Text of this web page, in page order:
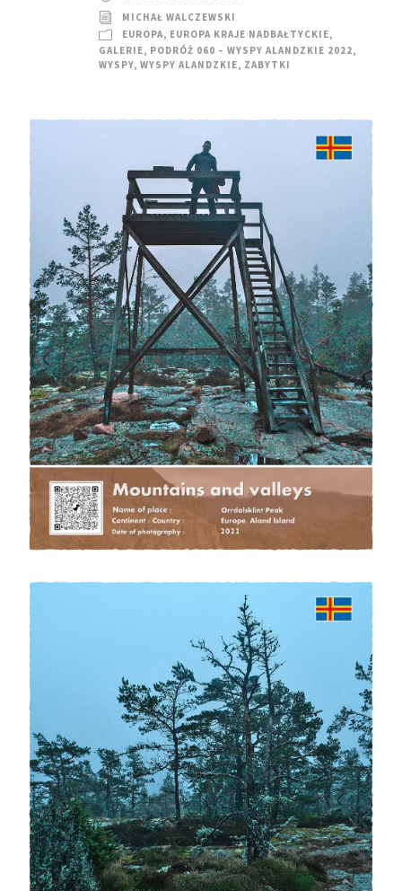
MICHAŁ WALCZEWSKI
EUROPA, EUROPA KRAJE NADBAŁTYCKIE,
GALERIE, PODRÓŻ 060 – WYSPY ALANDZKIE 2022,
WYSPY, WYSPY ALANDZKIE, ZABYTKI